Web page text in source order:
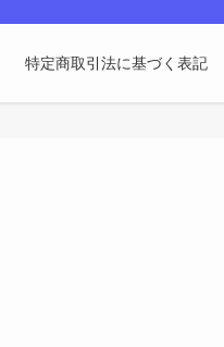
特定商取引法に基づく表記